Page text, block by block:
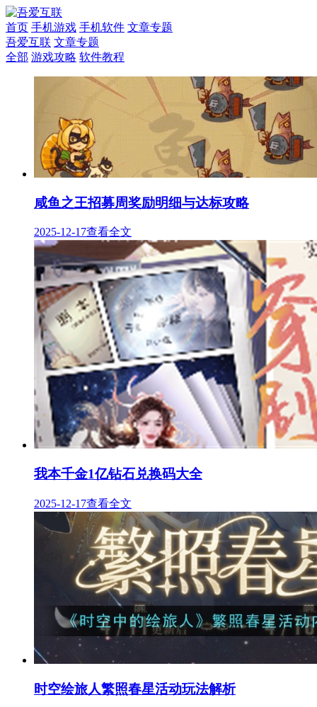
首页 手机游戏 手机软件 文章专题
吾爱互联 文章专题
全部 游戏攻略 软件教程
咸鱼之王招募周奖励明细与达标攻略
2025-12-17查看全文
我本千金1亿钻石兑换码大全
2025-12-17查看全文
时空绘旅人繁照春星活动玩法解析